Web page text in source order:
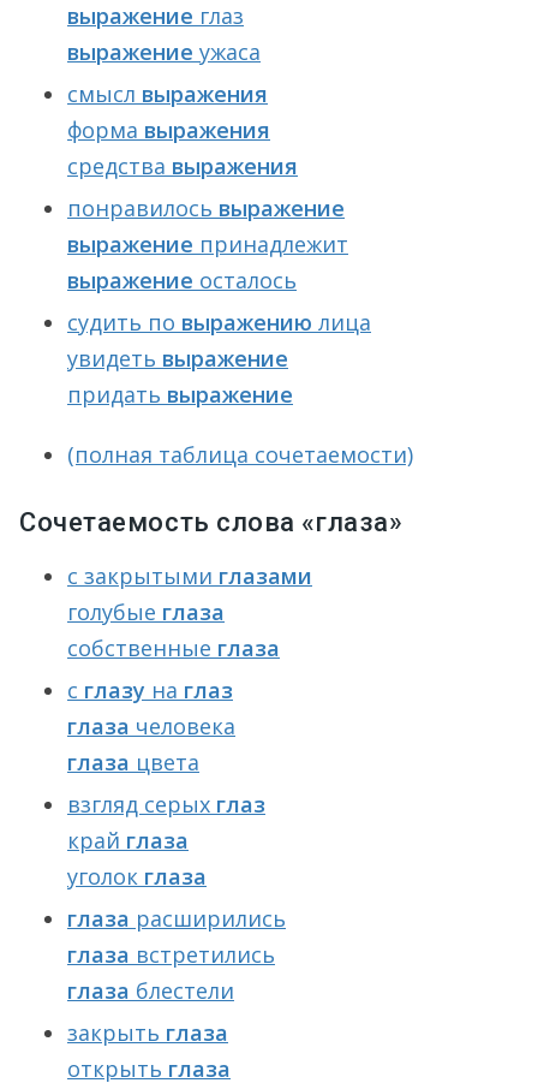
выражение глаз
выражение ужаса
смысл выражения
форма выражения
средства выражения
понравилось выражение
выражение принадлежит
выражение осталось
судить по выражению лица
увидеть выражение
придать выражение
(полная таблица сочетаемости)
Сочетаемость слова «глаза»
с закрытыми глазами
голубые глаза
собственные глаза
с глазу на глаз
глаза человека
глаза цвета
взгляд серых глаз
край глаза
уголок глаза
глаза расширились
глаза встретились
глаза блестели
закрыть глаза
открыть глаза